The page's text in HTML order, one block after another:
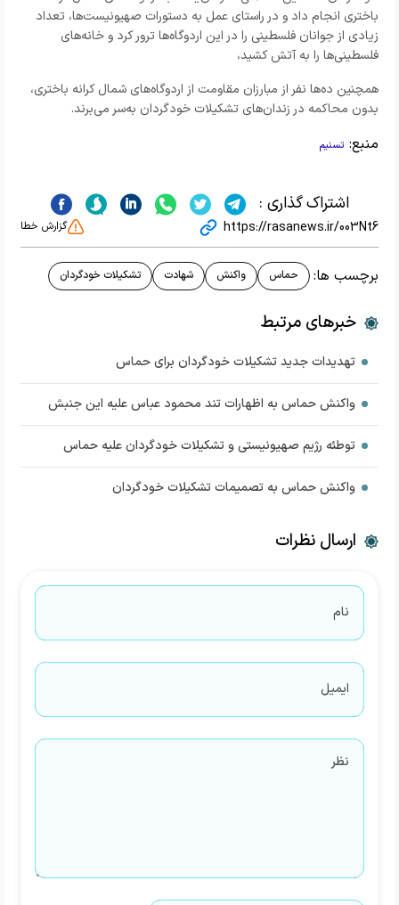
باختری انجام داد و در راستای عمل به دستورات صهیونیست‌ها، تعداد
زیادی از جوانان فلسطینی را در این اردوگاه‌ها ترور کرد و خانه‌های
فلسطینی‌ها را به آتش کشید،
همچنین ده‌ها نفر از مبارزان مقاومت از اردوگاه‌های شمال کرانه باختری،
بدون محاکمه در زندان‌های تشکیلات خودگردان به‌سر می‌برند.
منبع: تسنیم
اشتراک گذاری :
https://rasanews.ir/003Nt6 گزارش خطا
برچسب ها: حماس واکنش شهادت تشکیلات خودگردان
خبرهای مرتبط
تهدیدات جدید تشکیلات خودگردان برای حماس
واکنش حماس به اظهارات تند محمود عباس علیه این جنبش
توطئه رژیم صهیونیستی و تشکیلات خودگردان علیه حماس
واکنش حماس به تصمیمات تشکیلات خودگردان
ارسال نظرات